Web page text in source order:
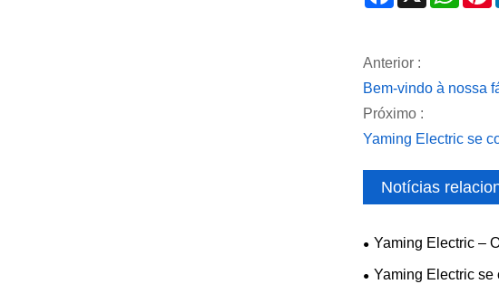
Anterior :
Bem-vindo à nossa
Próximo :
Yaming Electric se
Notícias
Yaming Electric –
Componentes de
Yaming Electric se